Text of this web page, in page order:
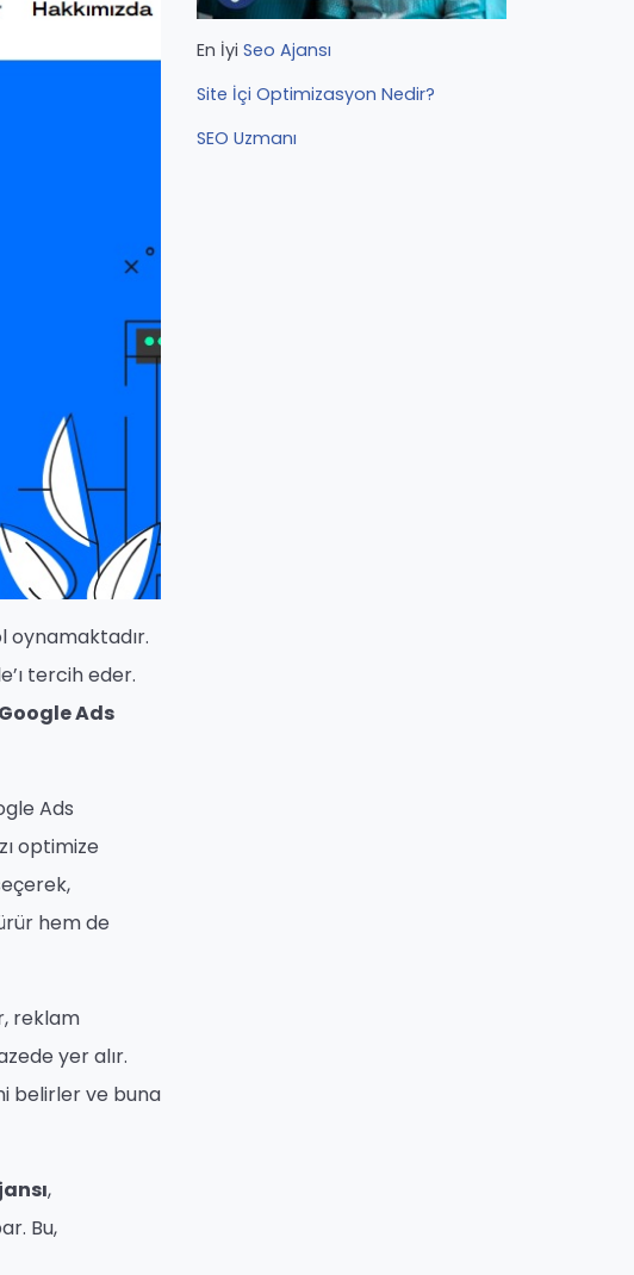
oynamaktadır.
tercih eder.
Google Ads
Ads
optimize
hem de
reklam
yer alır.
belirler ve buna
,
Bu,
En İyi Seo Ajansı
Site İçi Optimizasyon Nedir?
SEO Uzmanı